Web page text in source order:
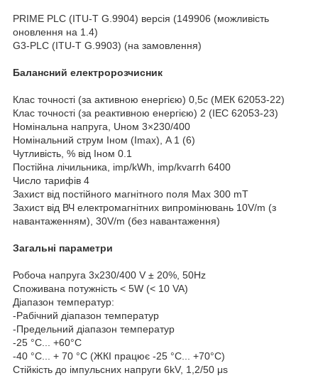
PRIME PLC (ITU-T G.9904) версія (149906 (можливість
оновлення на 1.4)
G3-PLC (ITU-T G.9903) (на замовлення)
Балансний електророзчисник
Клас точності (за активною енергією) 0,5с (МЕК 62053-22)
Клас точності (за реактивною енергією) 2 (IEC 62053-23)
Номінальна напруга, Uном 3×230/400
Номінальний струм Iном (Imax), A 1 (6)
Чутливість, % від Iном 0.1
Постійна лічильника, imp/kWh, imp/kvarrh 6400
Число тарифів 4
Захист від постійного магнітного поля Max 300 mT
Захист від ВЧ електромагнітних випромінювань 10V/m (з
навантаженням), 30V/m (без навантаження)
Загальні параметри
Робоча напруга 3x230/400 V ± 20%, 50Hz
Споживана потужність < 5W (< 10 VA)
Діапазон температур:
-Рабічний діапазон температур
-Предельний діапазон температур
-25 °C... +60°C
-40 °C... + 70 °C (ЖКІ працює -25 °C... +70°C)
Стійкість до імпульсних напруги 6kV, 1,2/50 μs